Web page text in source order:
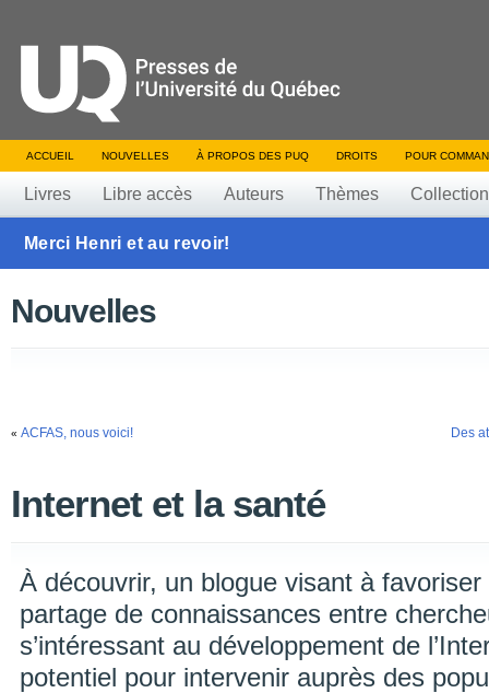
ACCUEIL NOUVELLES À PROPOS DES PUQ DROITS POUR
Livres Libre accès Auteurs Thèmes
Merci Henri et au revoir!
Nouvelles
« ACFAS, nous voici! Des
Internet et la santé
À découvrir, un blogue visant à
partage de connaissances entre
s’intéressant au développement de
potentiel pour intervenir auprès des